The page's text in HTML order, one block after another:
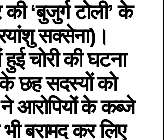
‘बुजुर्ग टोली’ के
सक्सेना)।
चोरी की घटना
के छह सदस्यों को
आरोपियों के कब्जे
बरामद कर लिए